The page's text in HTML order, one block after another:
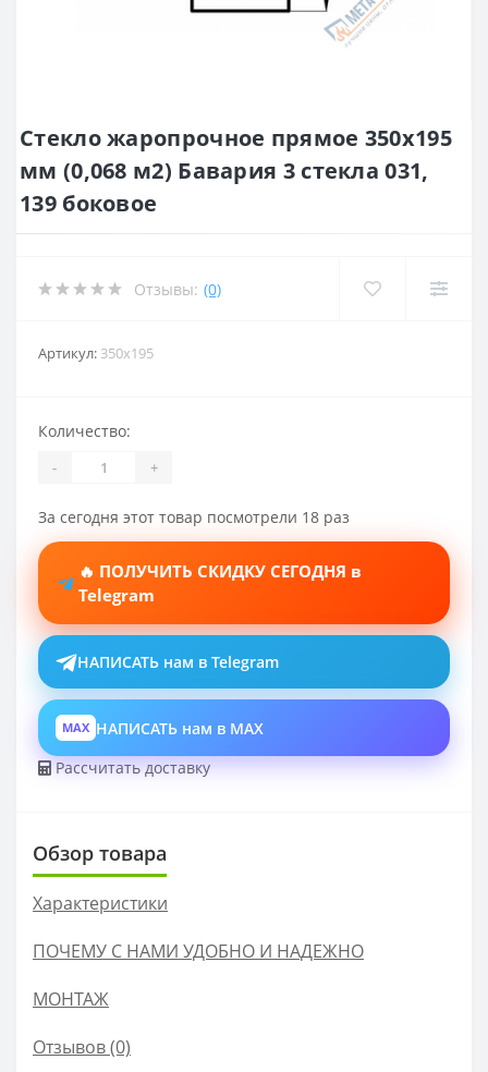
Стекло жаропрочное прямое 350x195
мм (0,068 м2) Бавария 3 стекла 031,
139 боковое
Отзывы: (0)
Артикул: 350x195
Количество:
- +
За сегодня этот товар посмотрели 18 раз
🔥 ПОЛУЧИТЬ СКИДКУ СЕГОДНЯ в
Telegram
НАПИСАТЬ нам в Telegram
MAX НАПИСАТЬ нам в MAX
Рассчитать доставку
Обзор товара
Характеристики
ПОЧЕМУ С НАМИ УДОБНО И НАДЕЖНО
МОНТАЖ
Отзывов (0)